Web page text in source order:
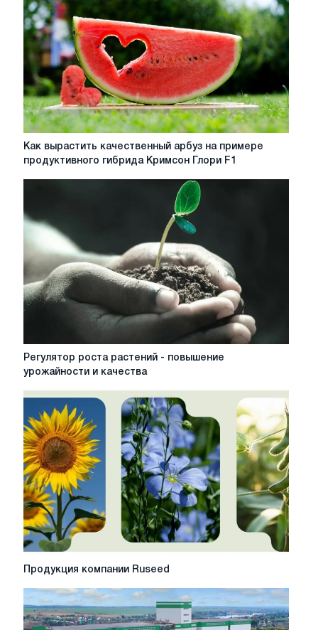
Как
примере
продуктивного
гибрида
Кримсон
Глори
F1
Как вырастить качественный арбуз на примере
продуктивного гибрида Кримсон Глори F1
Регулятор
-
повышение
урожайности
и
качества
Регулятор роста растений - повышение
урожайности и качества
Продукция
компании
Ruseed
Продукция компании Ruseed